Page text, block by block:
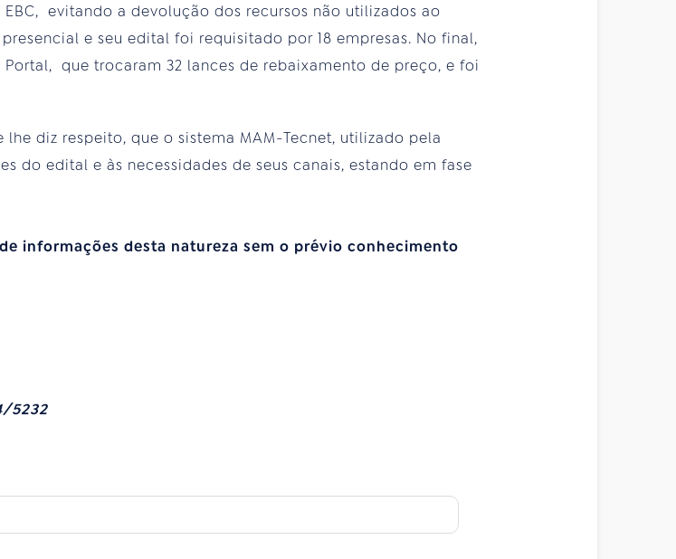
evitando a devolução dos recursos não utilizados ao
e seu edital foi requisitado por 18 empresas. No final,
que trocaram 32 lances de rebaixamento de preço, e foi
lhe diz respeito, que o sistema MAM-Tecnet, utilizado pela
do edital e às necessidades de seus canais, estando em fase
informações desta natureza sem o prévio conhecimento
5232